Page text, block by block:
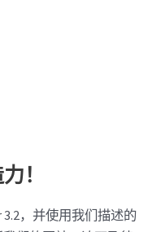
！
，并使用我们描述的